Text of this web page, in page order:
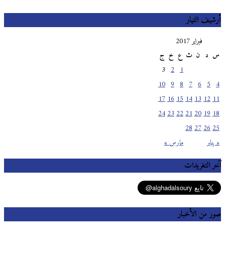
أرشيف التيار
فبراير 2017
س
ث خ ج
« يناير مارس »
10
11
12
13
14
15
16
17
18
19
20
21
22
23
24
25
26
27
28
آخر التغريدات
صور من الأخبار